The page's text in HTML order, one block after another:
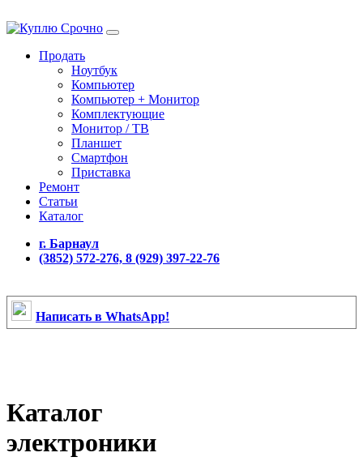
Продать
Ноутбук
Компьютер
Компьютер + Монитор
Комплектующие
Монитор / ТВ
Планшет
Смартфон
Приставка
Ремонт
Статьи
Каталог
г. Барнаул
(3852) 572-276, 8 (929) 397-22-76
Написать в WhatsApp!
Каталог
электроники